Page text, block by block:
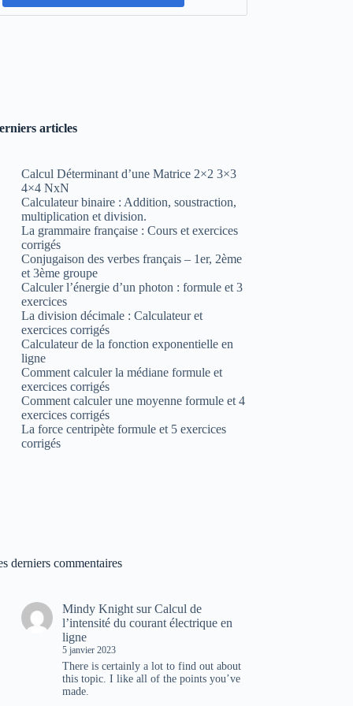
articles
Calcul Déterminant d’une Matrice 2×2 3×3
4×4 NxN
Calculateur binaire : Addition, soustraction,
multiplication et division.
La grammaire française : Cours et exercices
corrigés
Conjugaison des verbes français – 1er, 2ème
et 3ème groupe
Calculer l’énergie d’un photon : formule et 3
exercices
La division décimale : Calculateur et
exercices corrigés
Calculateur de la fonction exponentielle en
ligne
Comment calculer la médiane formule et
exercices corrigés
Comment calculer une moyenne formule et 4
exercices corrigés
La force centripète formule et 5 exercices
corrigés
derniers commentaires
Mindy Knight surCalcul de
l’intensité du courant électrique en
ligne
5 janvier 2023
There is certainly a lot to find out about
this topic. I like all of the points you’ve
made.